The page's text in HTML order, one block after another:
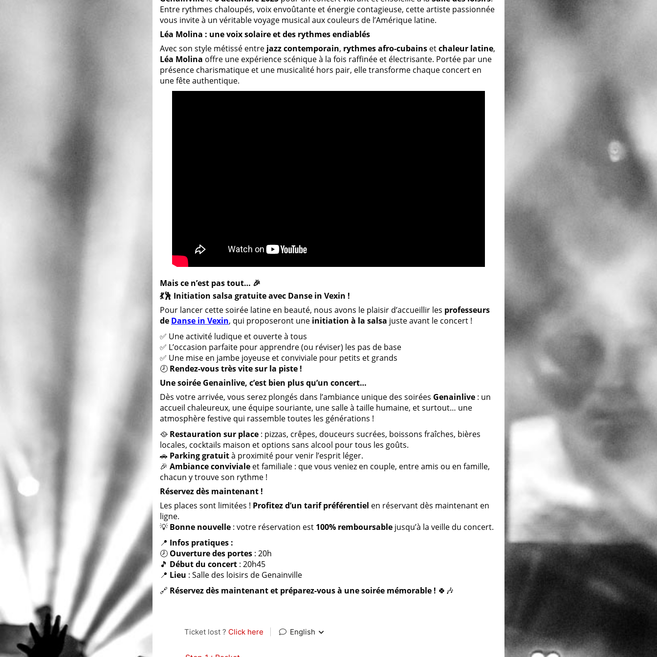
Entre rythmes chaloupés, voix envoûtante et énergie contagieuse, cette artiste passionnée
vous invite à un véritable voyage musical aux couleurs de l’Amérique latine.
Léa Molina : une voix solaire et des rythmes endiablés
Avec son style métissé entre jazz contemporain, rythmes afro-cubains etchaleur latine,
Léa Molina offre une expérience scénique à la fois raffinée et électrisante. Portée par une
présence charismatique et une musicalité hors pair, elle transforme chaque concert en
une fête authentique.
Mais ce n’est pas tout… 🎉
💃🕺 Initiation salsa gratuite avec Danse in Vexin !
Pour lancer cette soirée latine en beauté, nous avons le plaisir d’accueillir les professeurs
de Danse in Vexin, qui proposeront une initiation à la salsa juste avant le concert !
✅ Une activité ludique et ouverte à tous
✅ L’occasion parfaite pour apprendre (ou réviser) les pas de base
✅ Une mise en jambe joyeuse et conviviale pour petits et grands
🕗 Rendez-vous très vite sur la piste !
Une soirée Genainlive, c’est bien plus qu’un concert…
Dès votre arrivée, vous serez plongés dans l’ambiance unique des soirées Genainlive : un
accueil chaleureux, une équipe souriante, une salle à taille humaine, et surtout… une
atmosphère festive qui rassemble toutes les générations !
🥘 Restauration sur place : pizzas, crêpes, douceurs sucrées, boissons fraîches, bières
locales, cocktails maison et options sans alcool pour tous les goûts.
🚗 Parking gratuità proximité pour venir l’esprit léger.
🎉 Ambiance conviviale et familiale : que vous veniez en couple, entre amis ou en famille,
chacun y trouve son rythme !
Réservez dès maintenant !
Les places sont limitées ! Profitez d’un tarif préférentiel en réservant dès maintenant en
ligne.
💡 Bonne nouvelle : votre réservation est 100% remboursable jusqu’à la veille du concert.
📍 Infos pratiques :
🕗 Ouverture des portes : 20h
🎵 Début du concert : 20h45
📍 Lieu : Salle des loisirs de Genainville
🔗 Réservez dès maintenant et préparez-vous à une soirée mémorable ! 🍀🎶